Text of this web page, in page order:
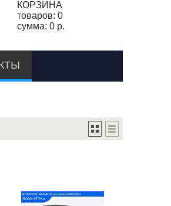
КОРЗИНА
товаров: 0
сумма: 0 р.